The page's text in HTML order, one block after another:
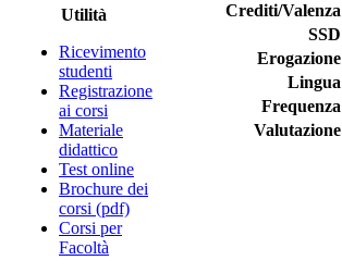
Utilità
Ricevimento
studenti
Registrazione
ai corsi
Materiale
didattico
Test online
Brochure dei
corsi (pdf)
Corsi per
Facoltà
Crediti/Valenza
SSD
Erogazione
Lingua
Frequenza
Valutazione